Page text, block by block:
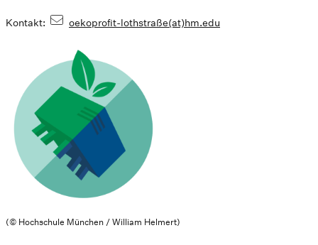
(© Hochschule München / William Helmert)
Kontakt: oekoprofit-lothstraße(at)hm.edu